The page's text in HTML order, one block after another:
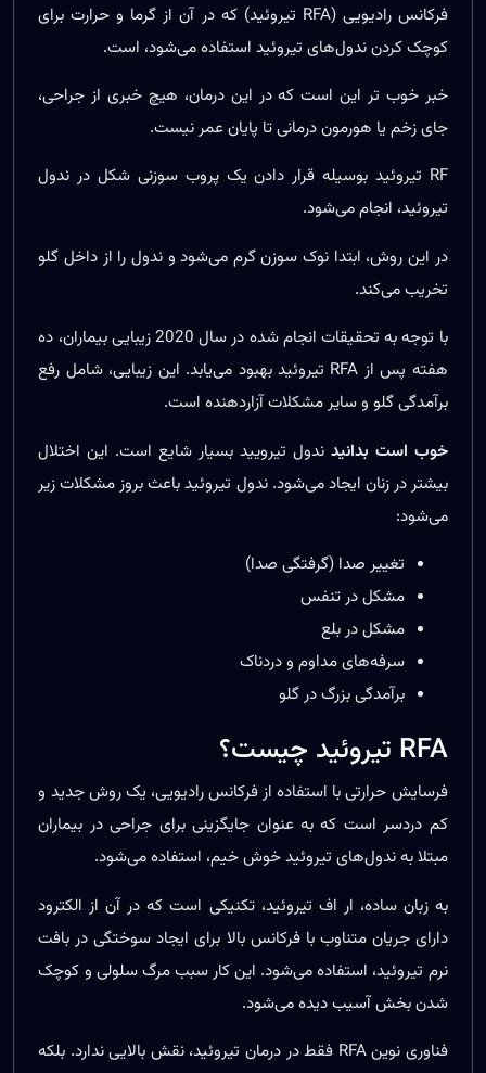
فرکانس رادیویی (RFA تیروئید) که در آن از گرما و حرارت برای
کوچک کردن ندول‌های تیروئید استفاده می‌شود، است.
خبر خوب تر این است که در این درمان، هیچ خبری از جراحی،
جای زخم یا هورمون درمانی تا پایان عمر نیست.
RF تیروئید بوسیله قرار دادن یک پروب سوزنی شکل در ندول
تیروئید، انجام می‌شود.
در این روش، ابتدا نوک سوزن گرم می‌شود و ندول را از داخل گلو
تخریب می‌کند.
با توجه به تحقیقات انجام شده در سال 2020 زیبایی بیماران، ده
هفته پس از RFA تیروئید بهبود می‌یابد. این زیبایی، شامل رفع
برآمدگی گلو و سایر مشکلات آزاردهنده است.
خوب است بدانید ‌ندول تیرویید بسیار شایع است. این اختلال
بیشتر در زنان ایجاد می‌شود. ندول تیروئید باعث بروز مشکلات زیر
می‌شود:
تغییر صدا (گرفتگی صدا)
مشکل در تنفس
مشکل در بلع
سرفه‌های مداوم و دردناک
برآمدگی بزرگ در گلو
RFA تیروئید چیست؟
فرسایش حرارتی با استفاده از فرکانس رادیویی، یک روش جدید و
کم دردسر است که به عنوان جایگزینی برای جراحی در بیماران
مبتلا به ندول‌های تیروئید خوش خیم، استفاده می‌شود.
به زبان ساده، ار اف تیروئید، تکنیکی است که در آن از الکترود
دارای جریان متناوب با فرکانس بالا برای ایجاد سوختگی در بافت
نرم تیروئید، استفاده می‌شود. این کار سبب مرگ سلولی و کوچک
شدن بخش آسیب دیده می‌‌شود.
فناوری نوین RFA فقط در درمان تیروئید، نقش بالایی ندارد. بلکه